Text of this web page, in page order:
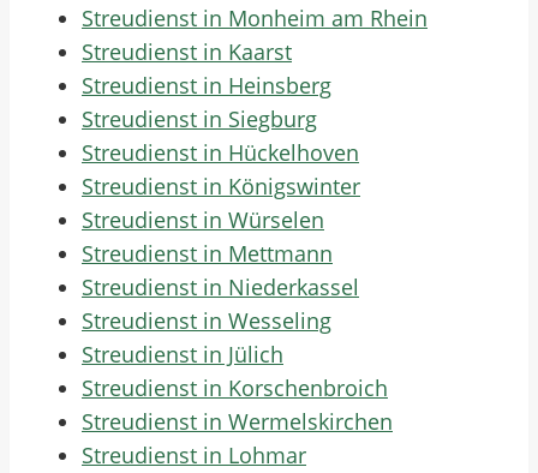
Streudienst in Monheim am Rhein
Streudienst in Kaarst
Streudienst in Heinsberg
Streudienst in Siegburg
Streudienst in Hückelhoven
Streudienst in Königswinter
Streudienst in Würselen
Streudienst in Mettmann
Streudienst in Niederkassel
Streudienst in Wesseling
Streudienst in Jülich
Streudienst in Korschenbroich
Streudienst in Wermelskirchen
Streudienst in Lohmar